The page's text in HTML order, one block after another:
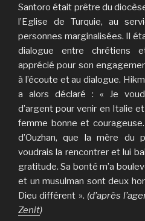
Santoro était prêtre du
l’Eglise de Turquie, au
personnes marginalisées. Il
dialogue entre chrétiens
apprécié pour son
à l’écoute et au dialogue.
a alors déclaré : « Je
d’argent pour venir en Italie
femme bonne et
d’Ouzhan, que la mère du
voudrais la rencontrer et lui
gratitude. Sa bonté m’a
et un musulman sont deux
Dieu différent ». (d’après
Zenit)